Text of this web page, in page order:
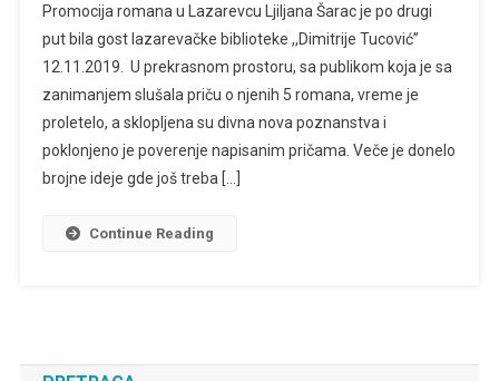
U
Lazarevcu
Promocija romana u Lazarevcu Ljiljana Šarac je po drugi
put bila gost lazarevačke biblioteke ,,Dimitrije Tucović”
12.11.2019. U prekrasnom prostoru, sa publikom koja je sa
zanimanjem slušala priču o njenih 5 romana, vreme je
proletelo, a sklopljena su divna nova poznanstva i
poklonjeno je poverenje napisanim pričama. Veče je donelo
brojne ideje gde još treba […]
Continue Reading